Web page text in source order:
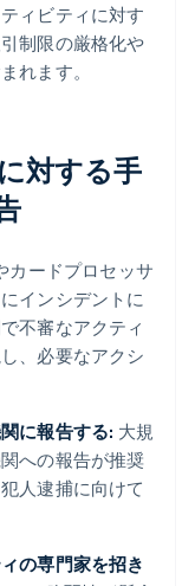
ィビティに対す
制限の厳格化や
れます。
対する手
カードプロセッサ
インシデントに
不審なアクティ
、必要なアクシ
に報告する: 大規
への報告が推奨
人逮捕に向けて
の専門家を招き